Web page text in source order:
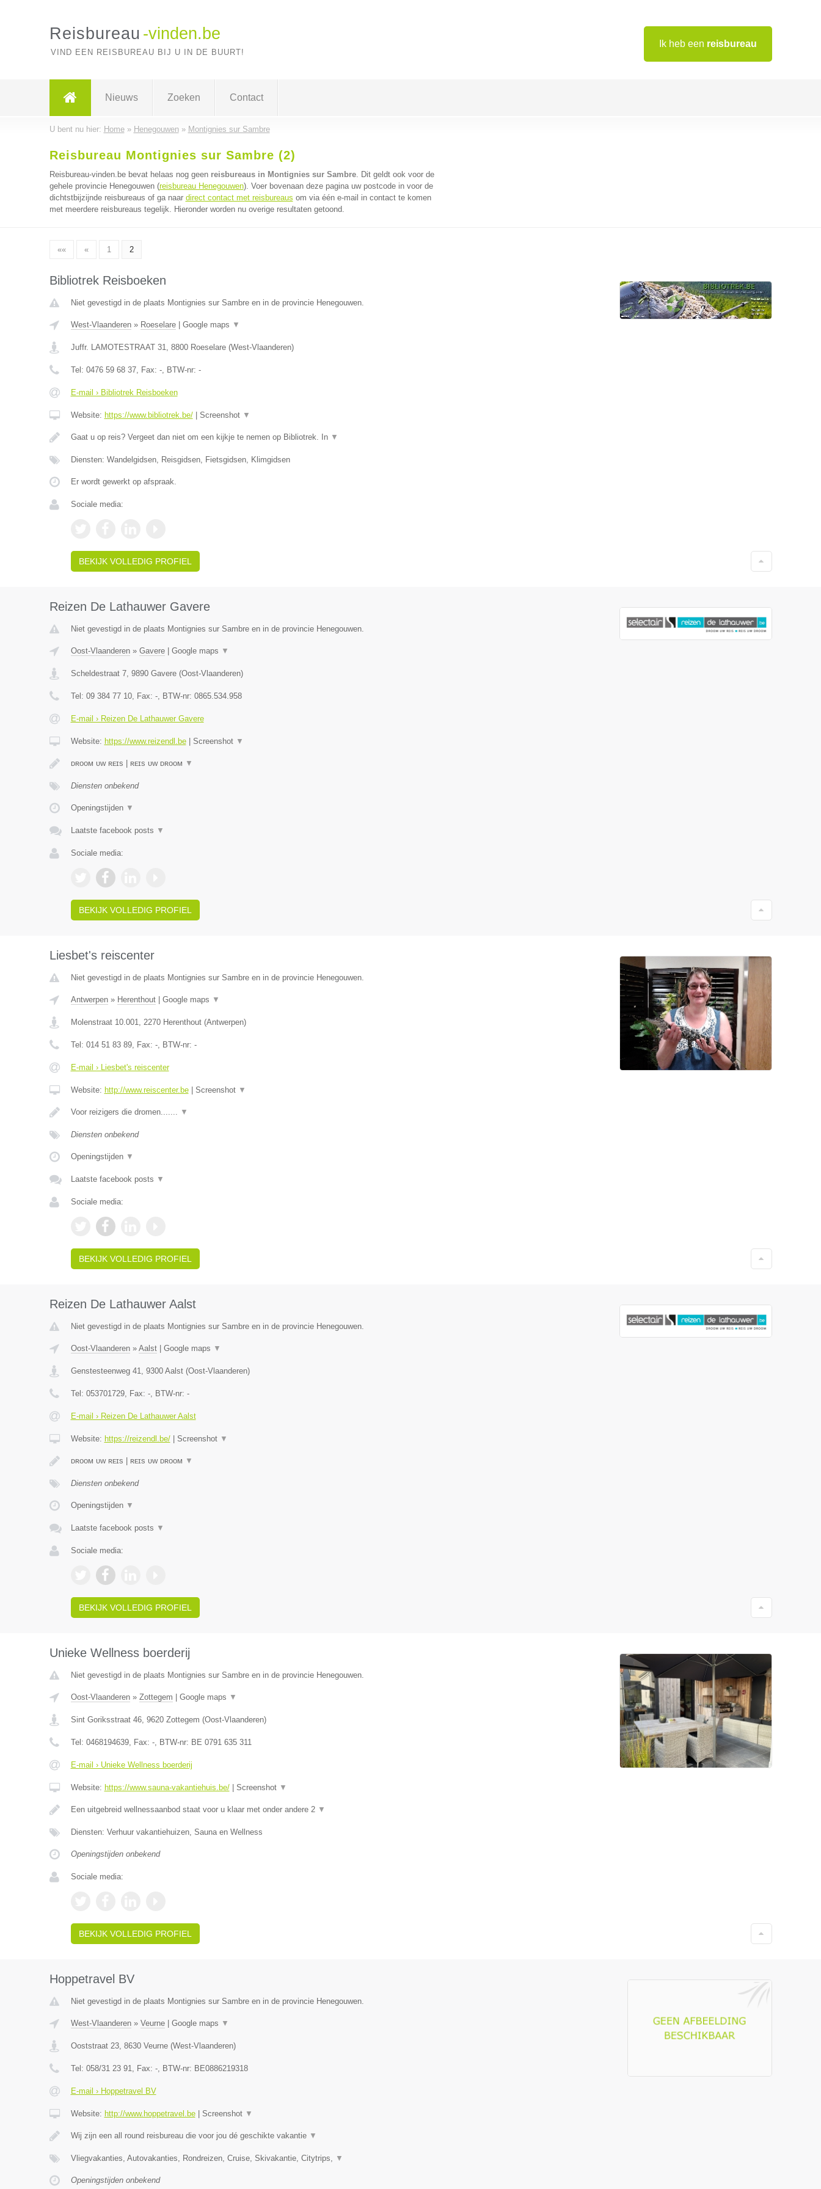
Ik heb een reisbureau
Reisbureau -vinden.be
VIND EEN REISBUREAU BIJ U IN DE BUURT!
Nieuws Zoeken Contact
U bent nu hier: Home» Henegouwen» Montignies sur Sambre
Reisbureau Montignies sur Sambre (2)
Reisbureau-vinden.be bevat helaas nog geen reisbureaus in Montignies sur Sambre. Dit geldt ook voor de
gehele provincie Henegouwen (reisbureau Henegouwen). Voer bovenaan deze pagina uw postcode in voor de
dichtstbijzijnde reisbureaus of ga naar direct contact met reisbureaus om via één e-mail in contact te komen
met meerdere reisbureaus tegelijk. Hieronder worden nu overige resultaten getoond.
«« « 1 2
Bibliotrek Reisboeken
Niet gevestigd in de plaats Montignies sur Sambre en in de provincie Henegouwen.
West-Vlaanderen» Roeselare| Google maps ▼
Juffr. LAMOTESTRAAT 31, 8800 Roeselare(West-Vlaanderen)
Tel: 0476 59 68 37, Fax: -, BTW-nr: -
E-mail › Bibliotrek Reisboeken
Website: https://www.bibliotrek.be/| Screenshot ▼
Gaat u op reis? Vergeet dan niet om een kijkje te nemen op Bibliotrek. In ▼
Diensten: Wandelgidsen, Reisgidsen, Fietsgidsen, Klimgidsen
Er wordt gewerkt op afspraak.
Sociale media:
BEKIJK VOLLEDIG PROFIEL
Reizen De Lathauwer Gavere
Niet gevestigd in de plaats Montignies sur Sambre en in de provincie Henegouwen.
Oost-Vlaanderen» Gavere| Google maps ▼
Scheldestraat 7, 9890 Gavere(Oost-Vlaanderen)
Tel: 09 384 77 10, Fax: -, BTW-nr: 0865.534.958
E-mail › Reizen De Lathauwer Gavere
Website: https://www.reizendl.be| Screenshot ▼
ᴅʀᴏᴏᴍ ᴜᴡ ʀᴇɪs | ʀᴇɪs ᴜᴡ ᴅʀᴏᴏᴍ ▼
Diensten onbekend
Openingstijden ▼
Laatste facebook posts ▼
Sociale media:
BEKIJK VOLLEDIG PROFIEL
Liesbet's reiscenter
Niet gevestigd in de plaats Montignies sur Sambre en in de provincie Henegouwen.
Antwerpen» Herenthout| Google maps ▼
Molenstraat 10.001, 2270 Herenthout(Antwerpen)
Tel: 014 51 83 89, Fax: -, BTW-nr: -
E-mail › Liesbet's reiscenter
Website: http://www.reiscenter.be| Screenshot ▼
Voor reizigers die dromen....... ▼
Diensten onbekend
Openingstijden ▼
Laatste facebook posts ▼
Sociale media:
BEKIJK VOLLEDIG PROFIEL
Reizen De Lathauwer Aalst
Niet gevestigd in de plaats Montignies sur Sambre en in de provincie Henegouwen.
Oost-Vlaanderen» Aalst| Google maps ▼
Genstesteenweg 41, 9300 Aalst(Oost-Vlaanderen)
Tel: 053701729, Fax: -, BTW-nr: -
E-mail › Reizen De Lathauwer Aalst
Website: https://reizendl.be/| Screenshot ▼
ᴅʀᴏᴏᴍ ᴜᴡ ʀᴇɪs | ʀᴇɪs ᴜᴡ ᴅʀᴏᴏᴍ ▼
Diensten onbekend
Openingstijden ▼
Laatste facebook posts ▼
Sociale media:
BEKIJK VOLLEDIG PROFIEL
Unieke Wellness boerderij
Niet gevestigd in de plaats Montignies sur Sambre en in de provincie Henegouwen.
Oost-Vlaanderen» Zottegem Google maps ▼
Sint Goriksstraat 46, 9620 Zottegem (Oost-Vlaanderen)
Tel: 0468194639, Fax: -, BTW-nr: BE 0791 635 311
E-mail › Unieke Wellness boerderij
Website: https://www.sauna-vakantiehuis.be/| Screenshot ▼
Een uitgebreid wellnessaanbod staat voor u klaar met onder andere 2 ▼
Diensten: Verhuur vakantiehuizen, Sauna en Wellness
Openingstijden onbekend
Sociale media:
BEKIJK VOLLEDIG PROFIEL
Hoppetravel BV
Niet gevestigd in de plaats Montignies sur Sambre en in de provincie Henegouwen.
West-Vlaanderen» Veurne| Google maps ▼
Ooststraat 23, 8630 Veurne(West-Vlaanderen)
Tel: 058/31 23 91, Fax: -, BTW-nr: BE0886219318
E-mail › Hoppetravel BV
Website: http://www.hoppetravel.be| Screenshot ▼
Wij zijn een all round reisbureau die voor jou dé geschikte vakantie ▼
Vliegvakanties, Autovakanties, Rondreizen, Cruise, Skivakantie, Citytrips, ▼
Openingstijden onbekend